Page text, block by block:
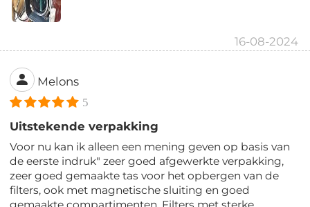
16-08-2024
Melons
5
Uitstekende verpakking
Voor nu kan ik alleen een mening geven op basis van
de eerste indruk" zeer goed afgewerkte verpakking,
zeer goed gemaakte tas voor het opbergen van de
filters, ook met magnetische sluiting en goed